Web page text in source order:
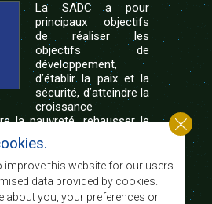
La SADC a pour
principaux objectifs
de réaliser les
objectifs de
développement,
d’établir la paix et la
sécurité, d’atteindre la
croissance
la pauvreté, rehausser le
vie du peuple de l’Afrique
défavorisés sociaux par le
régionale, de principes
et d’un développement
this website for our users.
data provided by cookies.
about you, your preferences or